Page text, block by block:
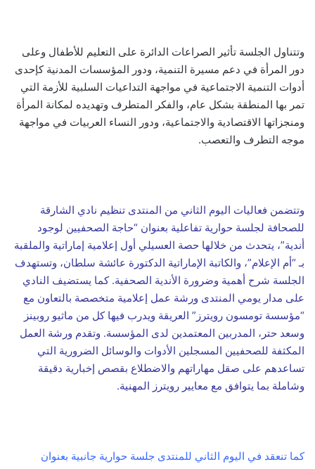
وتتناول الجلسة تأثير الصراعات الدائرة على التعليم للأطفال وعلى
دور المرأة في دعم مسيرة التنمية، ودور المؤسسات المدنية كإحدى
أدوات التنمية الاجتماعية في مواجهة التداعيات السلبية للأزمة التي
تمر بها المنطقة بشكل عام، والفكر المتطرف وتهديده لمكانة المرأة
ومنجزاتها الاقتصادية والاجتماعية، ودور النساء العربيات في مواجهة
موجه التطرف والتعصب.
وتتضمن فعاليات اليوم الثاني من المنتدى تنظيم نادي الشارقة
للصحافة لجلسة حوارية تفاعلية بعنوان “حاجة الصحفيين لوجود
أندية”، يتحدث من خلالها حصة العسيلي أول إعلامية إماراتية والملقبة
بـ “أم الإعلام”، والكاتبة الإماراتية الدكتورة عائشة سلطان، وتستهدف
الجلسة شرح أهمية وضرورة الأندية الصحفية. كما يستضيف النادي
على مدار يومي المنتدى ورشة عمل إعلامية متخصصة بالتعاون مع
“مؤسسة تومسون رويترز” العريقة ويدرب فيها كل من ماثيو روبينز
وسعد حتر، المدربين المعتمدين لدى المؤسسة. وتقدم ورشة العمل
المكثفة للصحفيين المسجلين الأدوات والوسائل الضرورية التي
تساعدهم على صقل مهاراتهم والاضطلاع بقصص إخبارية دقيقة
وشاملة بما يتوافق مع معايير رويترز المهنية.
كما تنعقد في اليوم الثاني للمنتدى جلسة حوارية جانبية بعنوان